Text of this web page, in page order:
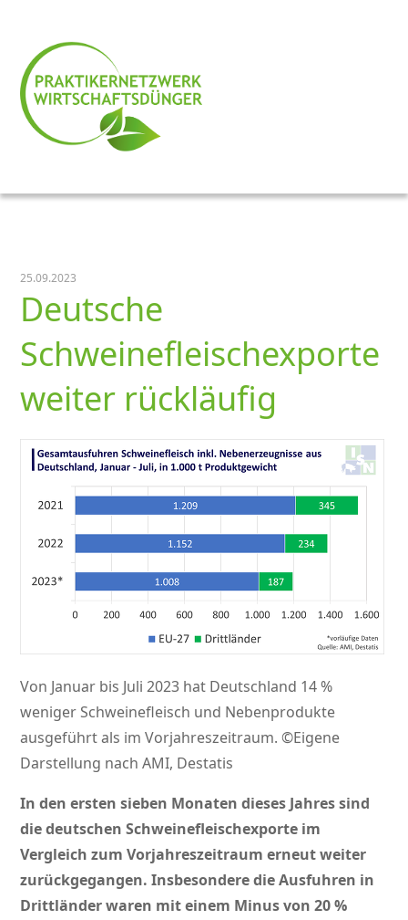
25.09.2023
Deutsche
Schweinefleischexporte
weiter rückläufig
Von Januar bis Juli 2023 hat Deutschland 14 %
weniger Schweinefleisch und Nebenprodukte
ausgeführt als im Vorjahreszeitraum. ©Eigene
Darstellung nach AMI, Destatis
In den ersten sieben Monaten dieses Jahres sind
die deutschen Schweinefleischexporte im
Vergleich zum Vorjahreszeitraum erneut weiter
zurückgegangen. Insbesondere die Ausfuhren in
Drittländer waren mit einem Minus von 20 %